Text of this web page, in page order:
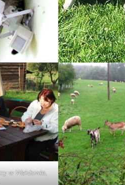
w Wałdowie,